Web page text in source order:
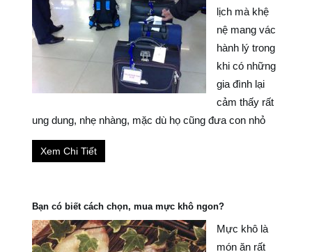
lịch mà khệ
nệ mang vác
hành lý trong
khi có những
gia đình lại
cảm thấy rất
ung dung, nhẹ nhàng, mặc dù họ cũng đưa con nhỏ
Xem Chi Tiết
Bạn có biết cách chọn, mua mực khô ngon?
Mực khô là
món ăn rất